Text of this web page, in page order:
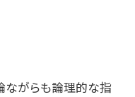
ながらも論理的な指